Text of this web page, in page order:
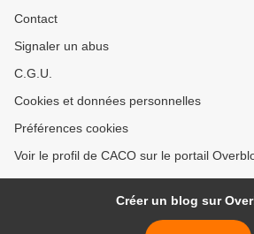
Contact
Signaler un abus
C.G.U.
Cookies et données personnelles
Préférences cookies
Voir le profil de CACO sur le portail
Créer un blog sur